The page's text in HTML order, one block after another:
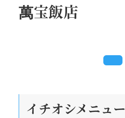
萬宝飯店
イチオシメニュー